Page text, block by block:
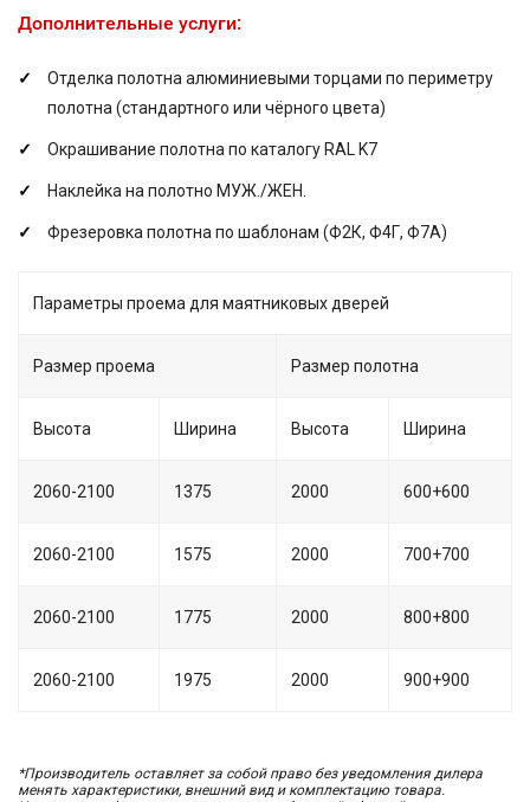
Дополнительные услуги:
Отделка полотна алюминиевыми торцами по периметру
полотна (стандартного или чёрного цвета)
Окрашивание полотна по каталогу RAL K7
Наклейка на полотно МУЖ./ЖЕН.
Фрезеровка полотна по шаблонам (Ф2К, Ф4Г, Ф7А)
Параметры проема для маятниковых дверей
Размер проема Размер полотна
Высота Ширина Высота Ширина
2060-2100 1375 2000 600+600
2060-2100 1575 2000 700+700
2060-2100 1775 2000 800+800
2060-2100 1975 2000 900+900
*Производитель оставляет за собой право без уведомления дилера
менять характеристики, внешний вид и комплектацию товара.